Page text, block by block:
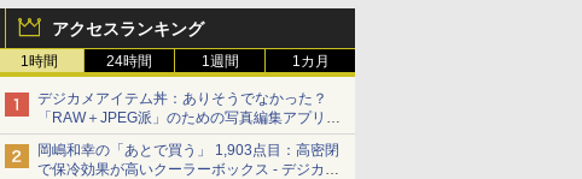
アクセスランキング
1時間 24時間 1週間 1カ月
デジカメアイテム丼：ありそうでなかった？
「RAW＋JPEG派」のための写真編集アプリ
カメラデフォルトのJPEGを大切にする
「Filmator」
岡嶋和幸の「あとで買う」 1,903点目：高密閉
で保冷効果が高いクーラーボックス - デジカメ